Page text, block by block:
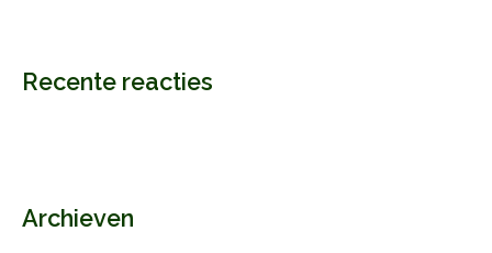
Recente reacties
Archieven